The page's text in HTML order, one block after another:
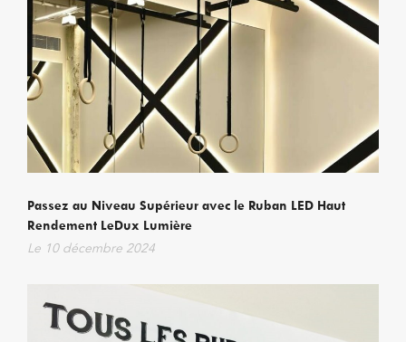
Passez au Niveau Supérieur avec le Ruban LED Haut
Rendement LeDux Lumière
Le 10 décembre 2024